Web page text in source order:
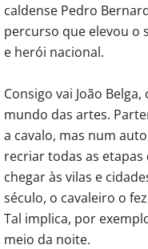
caldense Pedro
percurso que elevou o
e herói nacional.
Consigo vai João
mundo das artes.
a cavalo, mas num
recriar todas as
chegar às vilas e
século, o cavaleiro o
Tal implica, por
meio da noite.